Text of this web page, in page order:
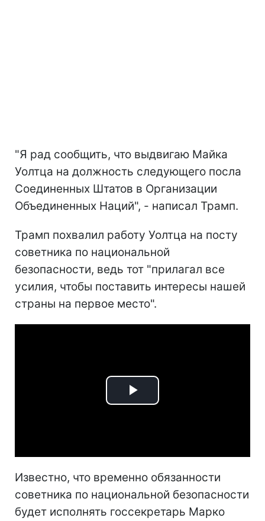
"Я рад сообщить, что выдвигаю Майка
Уолтца на должность следующего посла
Соединенных Штатов в Организации
Объединенных Наций", - написал Трамп.
Трамп похвалил работу Уолтца на посту
советника по национальной
безопасности, ведь тот "прилагал все
усилия, чтобы поставить интересы нашей
страны на первое место".
Play
Известно, что временно обязанности
советника по национальной безопасности
будет исполнять госсекретарь Марко